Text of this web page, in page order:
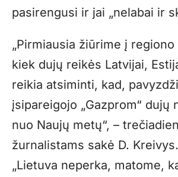
pasirengusi ir jai „nelabai ir
„Pirmiausia žiūrime į regiono
kiek dujų reikės Latvijai,
reikia atsiminti, kad,
įsipareigojo „Gazprom“ dujų
nuo Naujų metų“, –
žurnalistams sakė D. Kreivys.
„Lietuva neperka, matome,